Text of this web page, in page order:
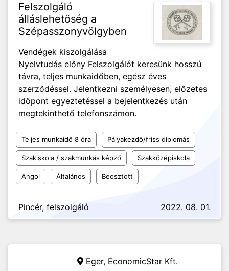
Felszolgáló
álláslehetőség a
Szépasszonyvölgyben
Vendégek kiszolgálása
Nyelvtudás előny Felszolgálót keresünk hosszú
távra, teljes munkaidőben, egész éves
szerződéssel. Jelentkezni személyesen, előzetes
időpont egyeztetéssel a bejelentkezés után
megtekinthető telefonszámon.
Teljes munkaidő 8 óra Pályakezdő/friss diplomás
Szakiskola / szakmunkás képző Szakközépiskola
Angol Általános Beosztott
Pincér, felszolgáló 2022. 08. 01.
Eger, EconomicStar Kft.